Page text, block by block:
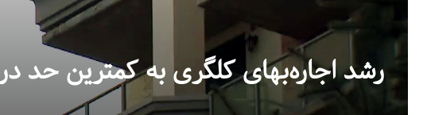
رشد اجاره‌بهای کلگری به کمترین حد